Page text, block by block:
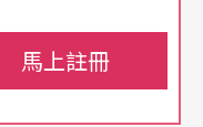
文伯爵的卡塔齊
優雅高貴，演技
馬上註冊